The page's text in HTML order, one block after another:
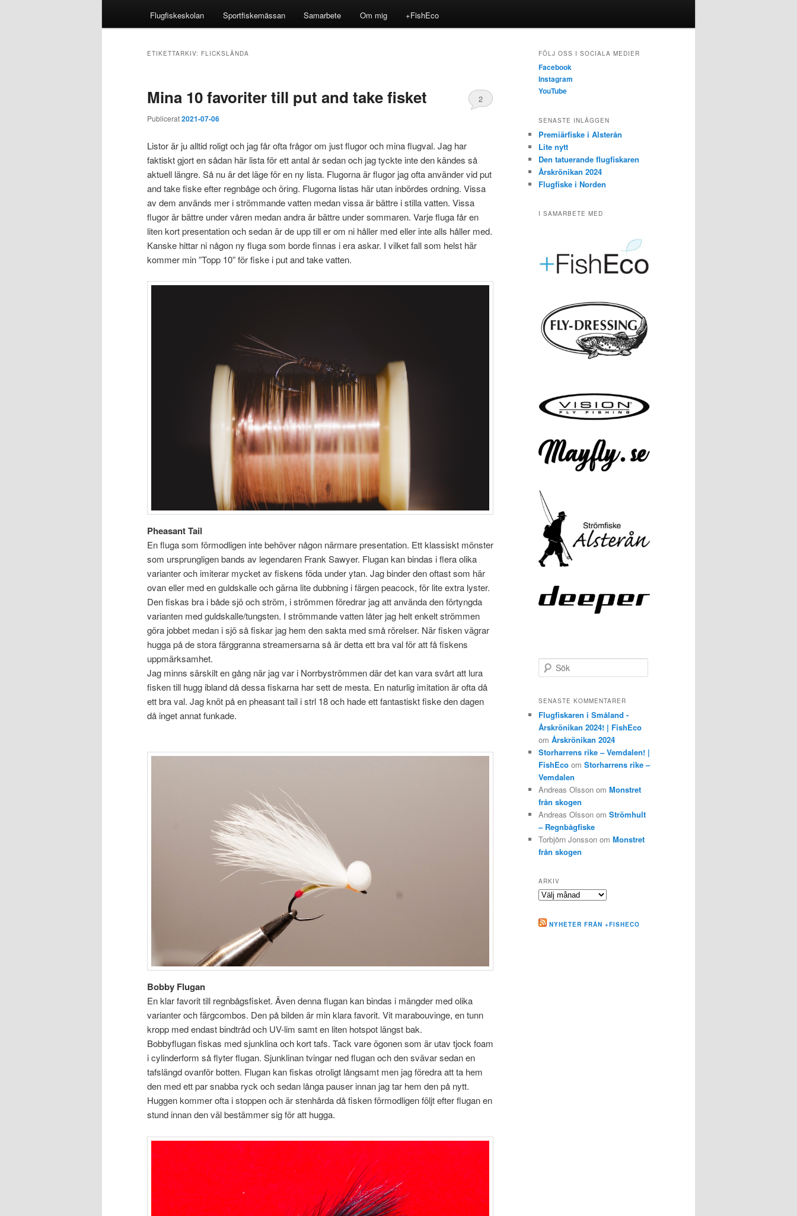
Flugfiskeskolan Sportfiskemässan Samarbete Om mig +FishEco
ETIKETTARKIV: FLICKSLÄNDA
Mina 10 favoriter till put and take fisket
Publicerat2021-07-06
2
Listor är ju alltid roligt och jag får ofta frågor om just flugor och mina flugval. Jag har
faktiskt gjort en sådan här lista för ett antal år sedan och jag tyckte inte den kändes så
aktuell längre. Så nu är det läge för en ny lista. Flugorna är flugor jag ofta använder vid put
and take fiske efter regnbåge och öring. Flugorna listas här utan inbördes ordning. Vissa
av dem används mer i strömmande vatten medan vissa är bättre i stilla vatten. Vissa
flugor är bättre under våren medan andra är bättre under sommaren. Varje fluga får en
liten kort presentation och sedan är de upp till er om ni håller med eller inte alls håller med.
Kanske hittar ni någon ny fluga som borde finnas i era askar. I vilket fall som helst här
kommer min ”Topp 10” för fiske i put and take vatten.
Pheasant Tail
En fluga som förmodligen inte behöver någon närmare presentation. Ett klassiskt mönster
som ursprungligen bands av legendaren Frank Sawyer. Flugan kan bindas i flera olika
varianter och imiterar mycket av fiskens föda under ytan. Jag binder den oftast som här
ovan eller med en guldskalle och gärna lite dubbning i färgen peacock, för lite extra lyster.
Den fiskas bra i både sjö och ström, i strömmen föredrar jag att använda den förtyngda
varianten med guldskalle/tungsten. I strömmande vatten låter jag helt enkelt strömmen
göra jobbet medan i sjö så fiskar jag hem den sakta med små rörelser. När fisken vägrar
hugga på de stora färggranna streamersarna så är detta ett bra val för att få fiskens
uppmärksamhet.
Jag minns särskilt en gång när jag var i Norrbyströmmen där det kan vara svårt att lura
fisken till hugg ibland då dessa fiskarna har sett de mesta. En naturlig imitation är ofta då
ett bra val. Jag knöt på en pheasant tail i strl 18 och hade ett fantastiskt fiske den dagen
då inget annat funkade.
Bobby Flugan
En klar favorit till regnbågsfisket. Även denna flugan kan bindas i mängder med olika
varianter och färgcombos. Den på bilden är min klara favorit. Vit marabouvinge, en tunn
kropp med endast bindtråd och UV-lim samt en liten hotspot längst bak.
Bobbyflugan fiskas med sjunklina och kort tafs. Tack vare ögonen som är utav tjock foam
i cylinderform så flyter flugan. Sjunklinan tvingar ned flugan och den svävar sedan en
tafslängd ovanför botten. Flugan kan fiskas otroligt långsamt men jag föredra att ta hem
den med ett par snabba ryck och sedan långa pauser innan jag tar hem den på nytt.
Huggen kommer ofta i stoppen och är stenhårda då fisken förmodligen följt efter flugan en
stund innan den väl bestämmer sig för att hugga.
FÖLJ OSS I SOCIALA MEDIER
Facebook
Instagram
YouTube
SENASTE INLÄGGEN
Premiärfiske i Alsterån
Lite nytt
Den tatuerande flugfiskaren
Årskrönikan 2024
Flugfiske i Norden
I SAMARBETE MED
ö
SENASTE KOMMENTARER
Flugfiskaren i Småland -
Årskrönikan 2024! | FishEco
om Årskrönikan 2024
Storharrens rike – Vemdalen! |
FishEco om Storharrens rike –
Vemdalen
Andreas Olsson om Monstret
från skogen
Andreas Olsson om Strömhult
– Regnbågfiske
Torbjörn Jonsson om Monstret
från skogen
ARKIV
Arkiv
NYHETER FRÅN +FISHECO